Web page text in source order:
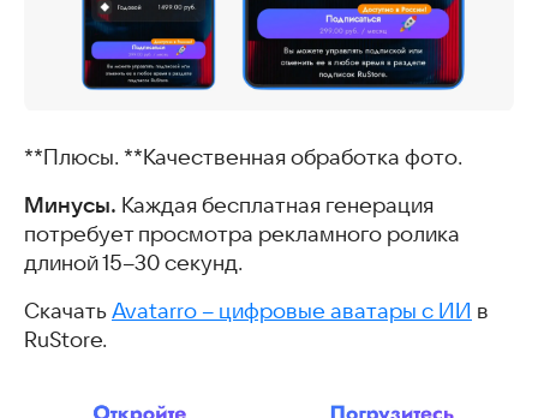
**Плюсы. **Качественная обработка фото.
Минусы. Каждая бесплатная генерация
потребует просмотра рекламного ролика
длиной 15–30 секунд.
Скачать Avatarro – цифровые аватары с ИИ в
RuStore.